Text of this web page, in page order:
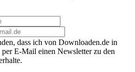
dass ich von Downloaden.de in
E-Mail einen Newsletter zu den